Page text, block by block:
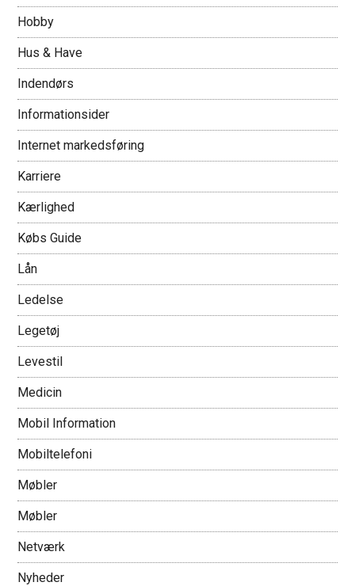
Hobby
Hus & Have
Indendørs
Informationsider
Internet markedsføring
Karriere
Kærlighed
Købs Guide
Lån
Ledelse
Legetøj
Levestil
Medicin
Mobil Information
Mobiltelefoni
Møbler
Møbler
Netværk
Nyheder